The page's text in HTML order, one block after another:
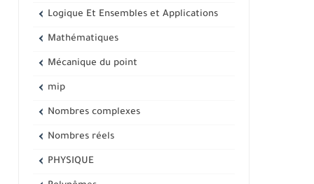
Logique Et Ensembles et Applications
Mathématiques
Mécanique du point
mip
Nombres complexes
Nombres réels
PHYSIQUE